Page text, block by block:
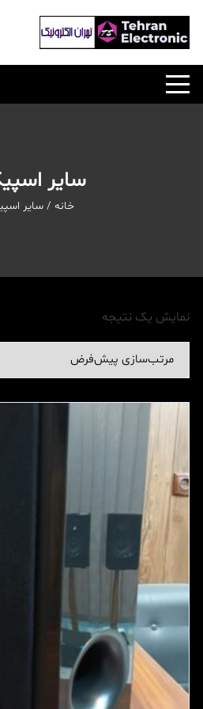
محتوا
سایر
خانه / سایر
نمایش یک نتیجه